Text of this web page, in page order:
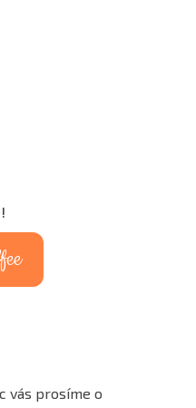
vás prosíme o